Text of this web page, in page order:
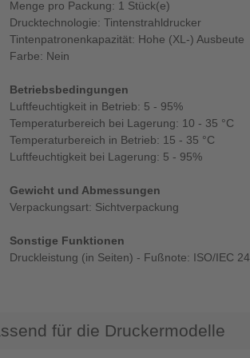
Menge pro Packung: 1 Stück(e)
Drucktechnologie: Tintenstrahldrucker
Tintenpatronenkapazität: Hohe (XL-) Ausbeute
Farbe: Nein
Betriebsbedingungen
Luftfeuchtigkeit in Betrieb: 5 - 95%
Temperaturbereich bei Lagerung: 10 - 35 °C
Temperaturbereich in Betrieb: 15 - 35 °C
Luftfeuchtigkeit bei Lagerung: 5 - 95%
Gewicht und Abmessungen
Verpackungsart: Sichtverpackung
Sonstige Funktionen
Druckleistung (in Seiten) - Fußnote: ISO/IEC
für die Druckermodelle